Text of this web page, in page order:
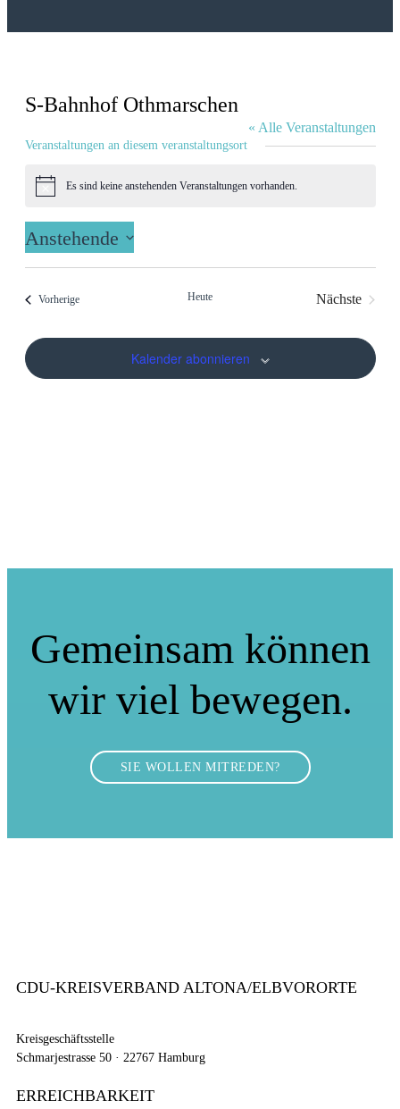
S-Bahnhof Othmarschen
« Alle Veranstaltungen
Veranstaltungen an diesem veranstaltungsort
HinweisEs sind keine anstehenden Veranstaltungen vorhanden.
Anstehende
VorherigeVeranstaltungen Heute
Nächste
Kalender abonnieren
Gemeinsam können
wir viel bewegen.
SIE WOLLEN MITREDEN?
CDU-KREISVERBAND ALTONA/ELBVORORTE
Kreisgeschäftsstelle
Schmarjestrasse 50 · 22767 Hamburg
ERREICHBARKEIT